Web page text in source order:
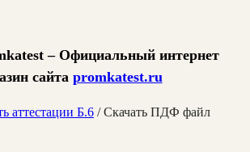
– Официальный интернет
сайта promkatest.ru
аттестации Б.6 / Скачать ПДФ файл